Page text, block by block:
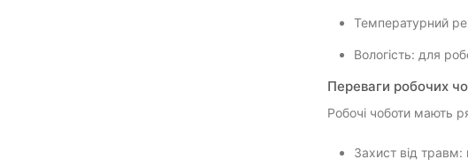
Температурний
Вологість: для
Переваги робочих
Робочі чоботи мають
Захист від